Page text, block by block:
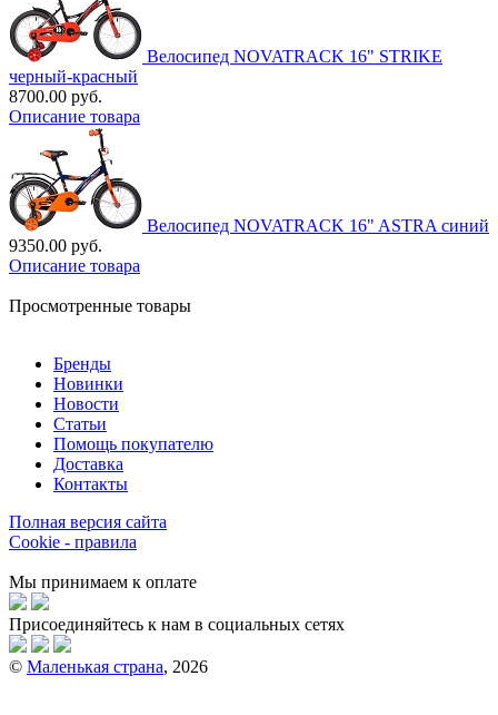
Велосипед NOVATRACK 16" STRIKE
черный-красный
8700.00 руб.
Описание товара
Велосипед NOVATRACK 16" ASTRA синий
9350.00 руб.
Описание товара
Просмотренные товары
Бренды
Новинки
Новости
Статьи
Помощь покупателю
Доставка
Контакты
Полная версия сайта
Cookie - правила
Мы принимаем к оплате
Присоединяйтесь к нам в социальных сетях
© Маленькая страна, 2026